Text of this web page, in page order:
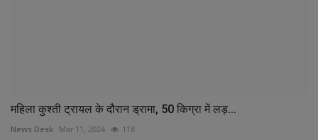
महिला कुश्ती ट्रायल के दौरान ड्रामा, 50 किग्रा में लड़...
News Desk Mar 11, 2024 118